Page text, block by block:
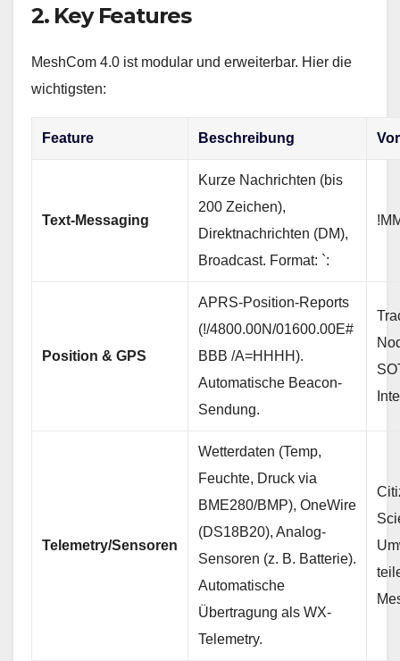
2. Key Features
MeshCom 4.0 ist modular und erweiterbar. Hier die
wichtigsten:
Feature Beschreibung
Text-Messaging
Kurze Nachrichten (bis
200 Zeichen),
Direktnachrichten (DM),
Broadcast. Format: `:
Position & GPS
APRS-Position-Reports
(!/4800.00N/01600.00E#
BBB /A=HHHH).
Automatische Beacon-
Sendung.
Telemetry/Sensoren
Wetterdaten (Temp,
Feuchte, Druck via
BME280/BMP), OneWire
(DS18B20), Analog-
Sensoren (z. B. Batterie).
Automatische
Übertragung als WX-
Telemetry.